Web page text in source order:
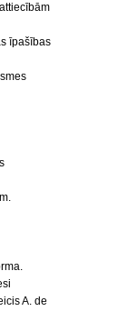
īpašības
A. de